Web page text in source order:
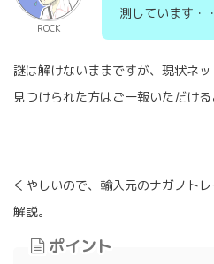
ROCK
測しています・
謎は解けないままですが、現状ネ
見つけられた方はご一報いただける
くやしいので、輸入元のナガノト
解説。
ポイント